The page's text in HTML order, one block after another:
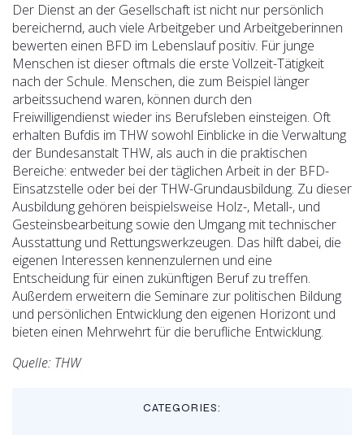
Der Dienst an der Gesellschaft ist nicht nur persönlich
bereichernd, auch viele Arbeitgeber und Arbeitgeberinnen
bewerten einen BFD im Lebenslauf positiv. Für junge
Menschen ist dieser oftmals die erste Vollzeit-Tätigkeit
nach der Schule. Menschen, die zum Beispiel länger
arbeitssuchend waren, können durch den
Freiwilligendienst wieder ins Berufsleben einsteigen. Oft
erhalten Bufdis im THW sowohl Einblicke in die Verwaltung
der Bundesanstalt THW, als auch in die praktischen
Bereiche: entweder bei der täglichen Arbeit in der BFD-
Einsatzstelle oder bei der THW-Grundausbildung. Zu dieser
Ausbildung gehören beispielsweise Holz-, Metall-, und
Gesteinsbearbeitung sowie den Umgang mit technischer
Ausstattung und Rettungswerkzeugen. Das hilft dabei, die
eigenen Interessen kennenzulernen und eine
Entscheidung für einen zukünftigen Beruf zu treffen.
Außerdem erweitern die Seminare zur politischen Bildung
und persönlichen Entwicklung den eigenen Horizont und
bieten einen Mehrwehrt für die berufliche Entwicklung.
Quelle: THW
CATEGORIES: